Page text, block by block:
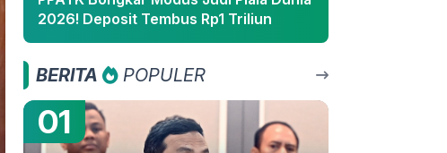
2026! Deposit Tembus Rp1 Triliun
BERITA POPULER
01